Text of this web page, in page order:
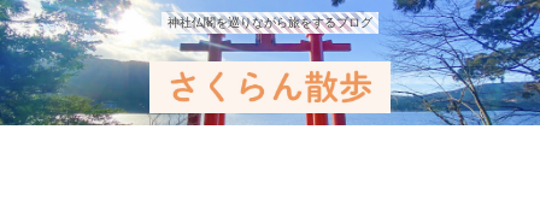
神社仏閣を巡りながら旅をするブログ